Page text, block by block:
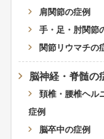
肩関節の症例
手・足・肘関節
関節リウマチの
脳神経・脊髄の
頚椎・腰椎ヘル
症例
脳卒中の症例